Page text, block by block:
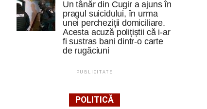
Un tânăr din Cugir a ajuns în
pragul suicidului, în urma
unei percheziții domiciliare.
Acesta acuză polițiștii că i-ar
fi sustras bani dintr-o carte
de rugăciuni
PUBLICITATE
POLITICĂ